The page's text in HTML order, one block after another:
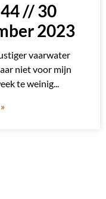
// 30
2023
vaarwater
niet voor mijn
te weinig